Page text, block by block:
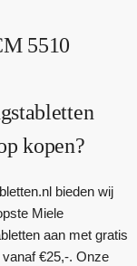
5510
kopen?
bieden wij
Miele
aan met gratis
€25,-. Onze